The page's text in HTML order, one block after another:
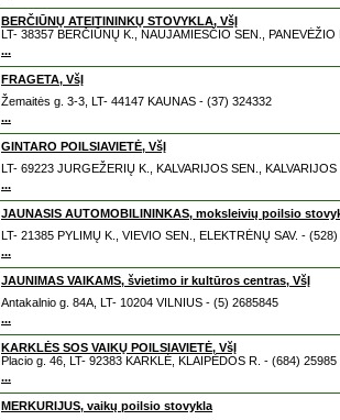
BERČIŪNŲ ATEITININKŲ STOVYKLA, VšĮ
LT- 38357 BERČIŪNŲ K., NAUJAMIESČIO SEN.,
...
FRAGETA, VšĮ
Žemaitės g. 3-3, LT- 44147 KAUNAS - (37) 324332
...
GINTARO POILSIAVIETĖ, VšĮ
LT- 69223 JURGEŽERIŲ K., KALVARIJOS SEN.,
...
JAUNASIS AUTOMOBILININKAS, moksleivių poilsio
LT- 21385 PYLIMŲ K., VIEVIO SEN., ELEKTRĖNŲ SAV. -
...
JAUNIMAS VAIKAMS, švietimo ir kultūros centras, VšĮ
Antakalnio g. 84A, LT- 10204 VILNIUS - (5) 2685845
...
KARKLĖS SOS VAIKŲ POILSIAVIETĖ, VšĮ
Placio g. 46, LT- 92383 KARKLĖ, KLAIPĖDOS R. - (684) 25985
...
MERKURIJUS, vaikų poilsio stovykla